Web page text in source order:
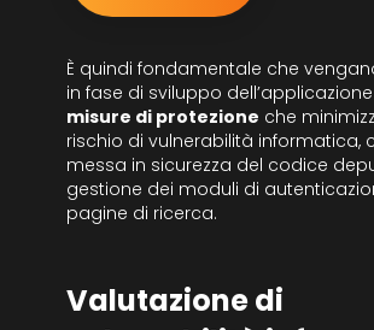
È quindi fondamentale che
in fase di sviluppo
misure di protezione che
rischio di vulnerabilità informatica,
messa in sicurezza del codice
gestione dei moduli di
pagine di ricerca.
Valutazione di